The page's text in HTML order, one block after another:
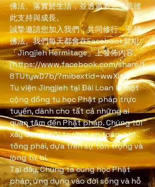
佛法、落實於生活，並透過多元交流彼
此支持與成長。
誠摯邀請您加入我們，共同修行、弘揚
佛法。我們每天都會在Facebook群組
「Jingjieh Hermitage」上發佈內容。
(https://www.facebook.com/share/1
8TUtywD7b/?mibextid=wwXIfr).
Tu viện Jingjieh tại Đài Loan là một
cộng đồng tu học Phật pháp trực
tuyến, dành cho tất cả những ai
quan tâm đến Phật pháp. Chúng tôi
xây dựng môi trường an toàn, phi
tông phái, dựa trên sự tôn trọng và
lòng từ bi.
Tại đây, Chúng ta cùng học Phật
pháp, ứng dụng vào đời sống và hỗ